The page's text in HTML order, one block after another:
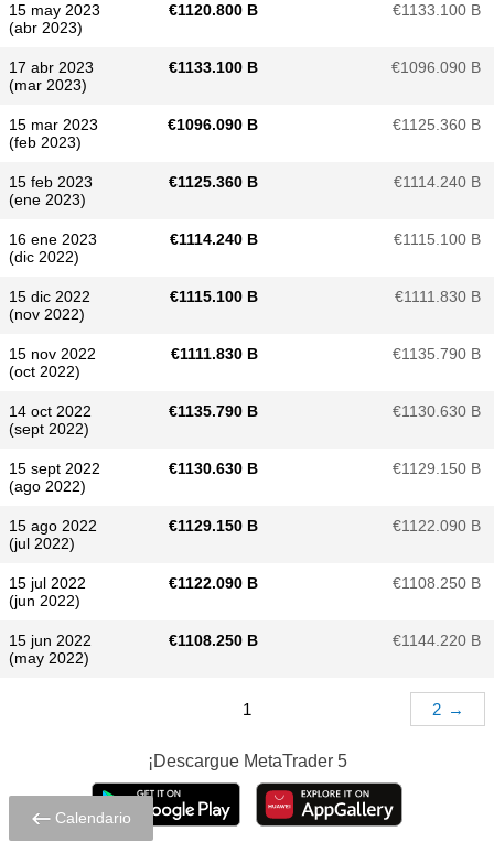
15 may 2023
(abr 2023)
€​1120.800 B €​1133.100 B
17 abr 2023
(mar 2023)
€​1133.100 B €​1096.090 B
15 mar 2023
(feb 2023)
€​1096.090 B €​1125.360 B
15 feb 2023
(ene 2023)
€​1125.360 B €​1114.240 B
16 ene 2023
(dic 2022)
€​1114.240 B €​1115.100 B
15 dic 2022
(nov 2022)
€​1115.100 B €​1111.830 B
15 nov 2022
(oct 2022)
€​1111.830 B €​1135.790 B
14 oct 2022
(sept 2022)
€​1135.790 B €​1130.630 B
15 sept 2022
(ago 2022)
€​1130.630 B €​1129.150 B
15 ago 2022
(jul 2022)
€​1129.150 B €​1122.090 B
15 jul 2022
(jun 2022)
€​1122.090 B €​1108.250 B
15 jun 2022
(may 2022)
€​1108.250 B €​1144.220 B
1 2 →
Calendario
¡Descargue MetaTrader 5